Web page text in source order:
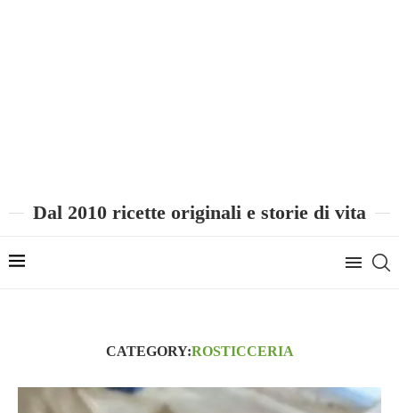
Dal 2010 ricette originali e storie di vita
CATEGORY:ROSTICCERIA